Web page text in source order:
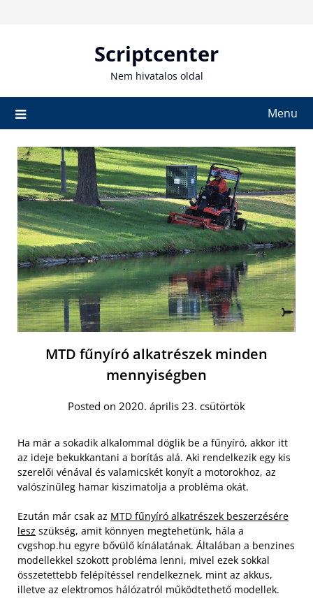
Scriptcenter
Nem hivatalos oldal
Menu
MTD fűnyíró alkatrészek minden
mennyiségben
Posted on 2020. április 23. csütörtök
Ha már a sokadik alkalommal döglik be a fűnyíró, akkor itt
az ideje bekukkantani a borítás alá. Aki rendelkezik egy kis
szerelői vénával és valamicskét konyít a motorokhoz, az
valószínűleg hamar kiszimatolja a probléma okát.
Ezután már csak az MTD fűnyíró alkatrészek beszerzésére
lesz szükség, amit könnyen megtehetünk, hála a
cvgshop.hu egyre bővülő kínálatának. Általában a benzines
modellekkel szokott probléma lenni, mivel ezek sokkal
összetettebb felépítéssel rendelkeznek, mint az akkus,
illetve az elektromos hálózatról működtethető modellek.